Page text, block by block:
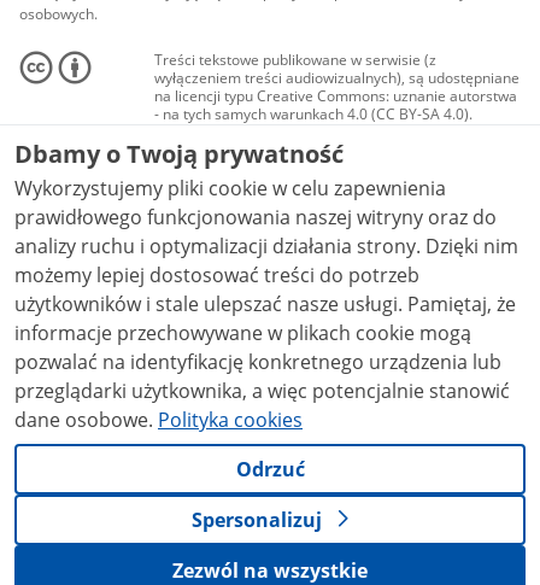
osobowych.
Treści tekstowe publikowane w serwisie (z
wyłączeniem treści audiowizualnych), są udostępniane
na licencji typu Creative Commons: uznanie autorstwa
- na tych samych warunkach 4.0 (CC BY-SA 4.0).
Materiały audiowizualne, w tym zdjęcia, materiały
audio i wideo, są udostępniane na licencji typu
Creative Commons: uznanie autorstwa użycie
niekomercyjne - bez utworów zależnych 4.0 (CC BY-
NC-ND 4.0), o ile nie jest to stwierdzone inaczej.
Dbamy o Twoją prywatność
Wykorzystujemy pliki cookie w celu zapewnienia
prawidłowego funkcjonowania naszej witryny oraz do
analizy ruchu i optymalizacji działania strony. Dzięki nim
możemy lepiej dostosować treści do potrzeb
użytkowników i stale ulepszać nasze usługi. Pamiętaj, że
informacje przechowywane w plikach cookie mogą
pozwalać na identyfikację konkretnego urządzenia lub
przeglądarki użytkownika, a więc potencjalnie stanowić
dane osobowe. Polityka cookies
Odrzuć
Spersonalizuj
Zezwól na wszystkie